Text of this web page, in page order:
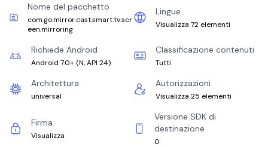
Nome del pacchetto
com.go.mirror.cast.smart.tv.scr
een.mirroring
Lingue
Visualizza 72 elementi
Richiede Android
Android 7.0+ (N, API 24)
Classificazione contenuti
Tutti
Architettura
universal
Autorizzazioni
Visualizza 25 elementi
Firma
Visualizza
Versione SDK di
destinazione
0